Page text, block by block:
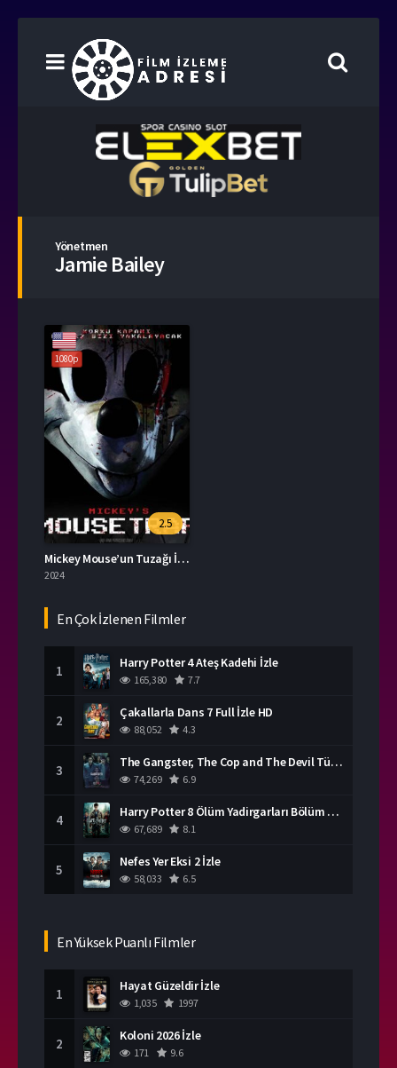
Yönetmen
Jamie Bailey
1080p
2.5
Mickey Mouse’un Tuzağı İzle
2024
En Çok İzlenen Filmler
1 Harry Potter 4 Ateş Kadehi İzle
165,380 7.7
2 Çakallarla Dans 7 Full İzle HD
88,052 4.3
3 The Gangster, The Cop and The Devil Türkçe Dublaj İzle
74,269 6.9
4 Harry Potter 8 Ölüm Yadirgarları Bölüm 2 İzle
67,689 8.1
5 Nefes Yer Eksi 2 İzle
58,033 6.5
En Yüksek Puanlı Filmler
1 Hayat Güzeldir İzle
1,035 1997
2 Koloni 2026 İzle
171 9.6